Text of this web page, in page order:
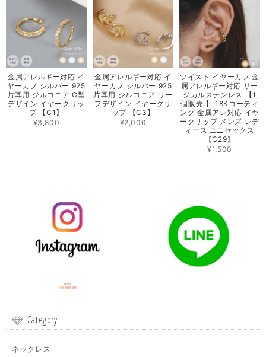
金属アレルギー対応 イ
ヤーカフ シルバー 925
片耳用 ジルコニア C型
デザイン イヤークリッ
プ 【C1】
¥3,800
金属アレルギー対応 イ
ヤーカフ シルバー 925
片耳用 ジルコニア リー
フデザイン イヤークリ
ップ 【C3】
¥2,000
ツイスト イヤーカフ 金
属アレルギー対応 サー
ジカルステンレス 【1
個販売 】 18Kコーティ
ング 金属アレ対応 イヤ
ークリップ メンズ レデ
ィース ユニセックス
【C29】
¥1,500
Category
ネックレス